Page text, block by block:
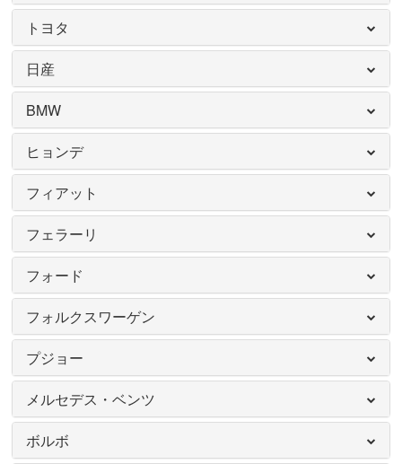
トヨタ
日産
BMW
ヒョンデ
フィアット
フェラーリ
フォード
フォルクスワーゲン
プジョー
メルセデス・ベンツ
ボルボ